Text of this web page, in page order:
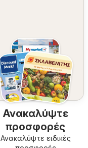
Ανακαλύψτε
προσφορές
Ανακαλύψτε ειδικές